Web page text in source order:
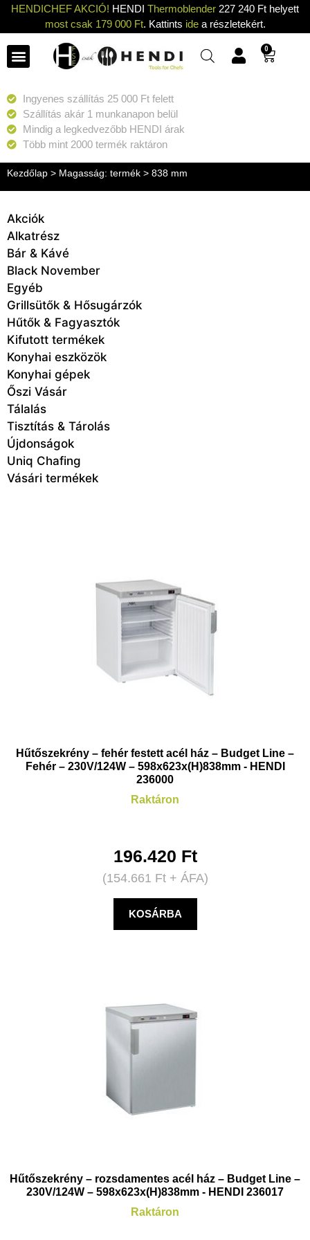
HENDICHEF AKCIÓ! HENDI Thermoblender 227 240 Ft helyett
most csak 179 000 Ft. Kattints idea részletekért.
0
Ingyenes szállítás 25 000 Ft felett
Szállítás akár 1 munkanapon belül
Mindig a legkedvezőbb HENDI árak
Több mint 2000 termék raktáron
Kezdőlap > Magasság: termék > 838 mm
Akciók
Alkatrész
Bár & Kávé
Black November
Egyéb
Grillsütők & Hősugárzók
Hűtők & Fagyasztók
Kifutott termékek
Konyhai eszközök
Konyhai gépek
Őszi Vásár
Tálalás
Tisztítás & Tárolás
Újdonságok
Uniq Chafing
Vásári termékek
Hűtőszekrény – fehér festett acél ház – Budget Line –
Fehér – 230V/124W – 598x623x(H)838mm - HENDI
236000
Raktáron
196.420 Ft
(154.661 Ft+ ÁFA)
KOSÁRBA
Hűtőszekrény – rozsdamentes acél ház – Budget Line –
230V/124W – 598x623x(H)838mm - HENDI 236017
Raktáron